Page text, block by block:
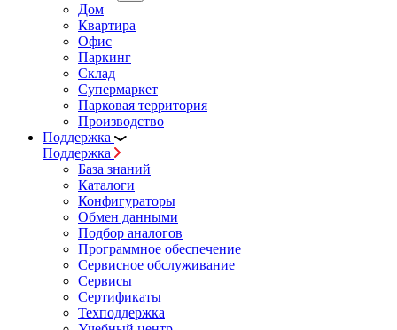
Дом
Квартира
Офис
Паркинг
Склад
Супермаркет
Парковая территория
Производство
Поддержка
Поддержка
База знаний
Каталоги
Конфигураторы
Обмен данными
Подбор аналогов
Программное обеспечение
Сервисное обслуживание
Сервисы
Сертификаты
Техподдержка